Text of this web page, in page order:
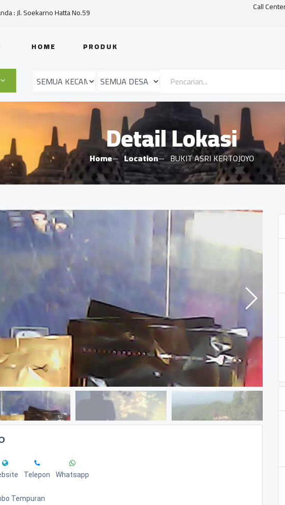
: Jl. Soekarno Hatta No.59 Call
HOME PRODUK
Detail Lokasi
Home Location BUKIT ASRI KERTOJOYO
Telepon Whatsapp
Tempuran